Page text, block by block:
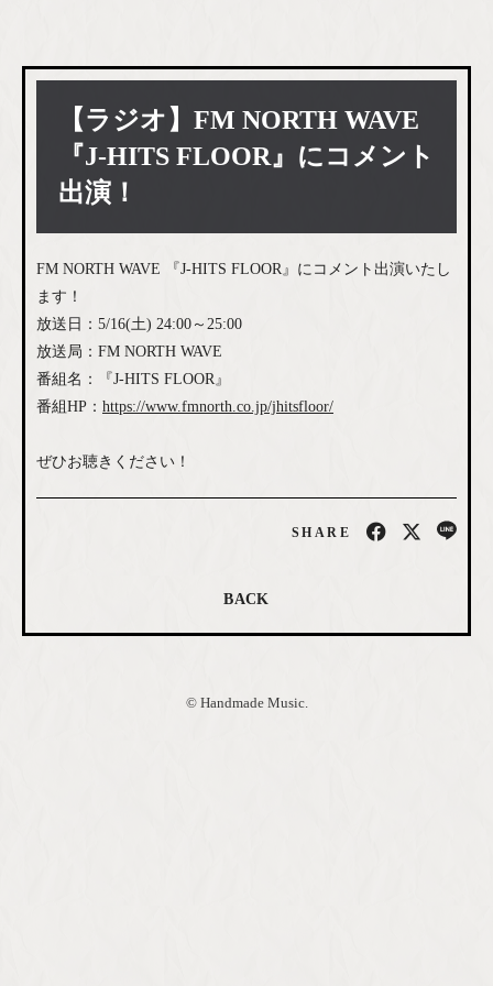
【ラジオ】FM NORTH WAVE
『J-HITS FLOOR』にコメント
出演！
FM NORTH WAVE 『J-HITS FLOOR』にコメント出演いたし
ます！
放送日：5/16(土) 24:00～25:00
放送局：FM NORTH WAVE
番組名：『J-HITS FLOOR』
番組HP： https://www.fmnorth.co.jp/jhitsfloor/
ぜひお聴きください！
SHARE
BACK
© Handmade Music.